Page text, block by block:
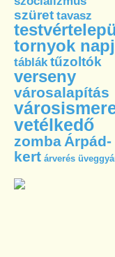
szüret tavasz
tornyok
táblák tűzoltók
verseny
városalapítás
vetélkedő
zombaÁrpád-
kert árverés